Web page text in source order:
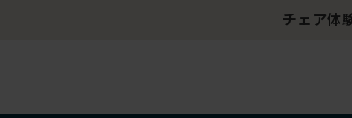
チェア体験ショールーム｜ZA SALON TOKYO